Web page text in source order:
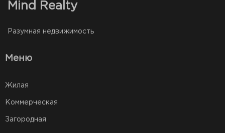
Mind Realty
Разумная недвижимость
Меню
Жилая
Коммерческая
Загородная